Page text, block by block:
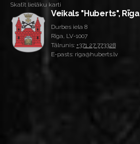
Skatīt lielāku karti
Veikals "Huberts", Rīga
Durbes iela 8
Rīga, LV-1007
Tālrunis: +371 27 773328
E-pasts: riga@huberts.lv